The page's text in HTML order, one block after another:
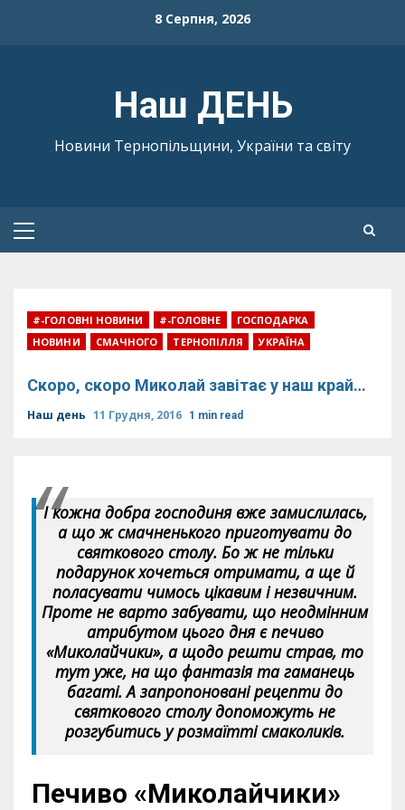
8 Серпня, 2026
Наш ДЕНЬ
Новини Тернопільщини, України та світу
Primary
#-ГОЛОВНІ НОВИНИ #-ГОЛОВНЕ
ГОСПОДАРКА
НОВИНИ
СМАЧНОГО ТЕРНОПІЛЛЯ УКРАЇНА
Скоро, скоро Миколай завітає у наш край…
Наш день 11 Грудня, 2016 1 min read
І кожна добра господиня вже замислилась,
а що ж смачненького приготувати до
святкового столу. Бо ж не тільки
подарунок хочеться отримати, а ще й
поласувати чимось цікавим і незвичним.
Проте не варто забувати, що неодмінним
атрибутом цього дня є печиво
«Миколайчики», а щодо решти страв, то
тут уже, на що фантазія та гаманець
багаті. А запропоновані рецепти до
святкового столу допоможуть не
розгубитись у розмаїтті смаколиків.
Печиво «Миколайчики»